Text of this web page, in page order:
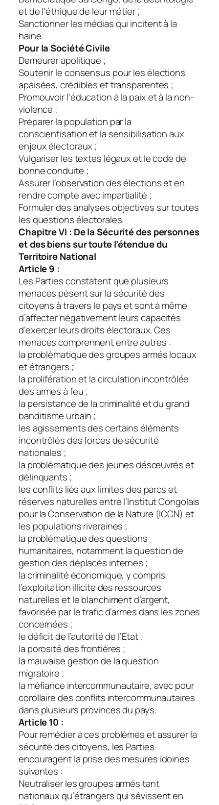
et de l’éthique de leur métier ;
Sanctionner les médias qui incitent à la
haine.
Pour la Société Civile
Demeurer apolitique ;
Soutenir le consensus pour les élections
apaisées, crédibles et transparentes ;
Promouvoir l’éducation à la paix et à la non-
violence ;
Préparer la population par la
conscientisation et la sensibilisation aux
enjeux électoraux ;
Vulgariser les textes légaux et le code de
bonne conduite ;
Assurer l’observation des élections et en
rendre compte avec impartialité ;
Formuler des analyses objectives sur toutes
les questions électorales.
Chapitre VI : De la Sécurité des personnes
et des biens sur toute l’étendue du
Territoire National
Article 9 :
Les Parties constatent que plusieurs
menaces pèsent sur la sécurité des
citoyens à travers le pays et sont à même
d’affecter négativement leurs capacités
d’exercer leurs droits électoraux. Ces
menaces comprennent entre autres :
la problématique des groupes armés locaux
et étrangers ;
la prolifération et la circulation incontrôlée
des armes à feu ;
la persistance de la criminalité et du grand
banditisme urbain ;
les agissements des certains éléments
incontrôlés des forces de sécurité
nationales ;
la problématique des jeunes désœuvrés et
délinquants ;
les conflits liés aux limites des parcs et
réserves naturelles entre l’Institut Congolais
pour la Conservation de la Nature (ICCN) et
les populations riveraines ;
la problématique des questions
humanitaires, notamment la question de
gestion des déplacés internes ;
la criminalité économique, y compris
l’exploitation illicite des ressources
naturelles et le blanchiment d’argent,
favorisée par le trafic d’armes dans les zones
concernées ;
le déficit de l’autorité de l’Etat ;
la porosité des frontières ;
la mauvaise gestion de la question
migratoire ;
la méfiance intercommunautaire, avec pour
corollaire des conflits intercommunautaires
dans plusieurs provinces du pays.
Article 10 :
Pour remédier à ces problèmes et assurer la
sécurité des citoyens, les Parties
encouragent la prise des mesures idoines
suivantes :
Neutraliser les groupes armés tant
nationaux qu’étrangers qui sévissent en